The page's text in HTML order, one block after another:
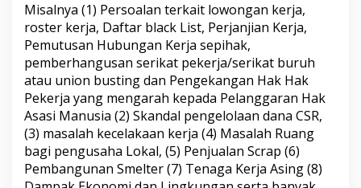
Misalnya (1) Persoalan terkait lowongan kerja,
roster kerja, Daftar black List, Perjanjian Kerja,
Pemutusan Hubungan Kerja sepihak,
pemberhangusan serikat pekerja/serikat buruh
atau union busting dan Pengekangan Hak Hak
Pekerja yang mengarah kepada Pelanggaran Hak
Asasi Manusia (2) Skandal pengelolaan dana CSR,
(3) masalah kecelakaan kerja (4) Masalah Ruang
bagi pengusaha Lokal, (5) Penjualan Scrap (6)
Pembangunan Smelter (7) Tenaga Kerja Asing (8)